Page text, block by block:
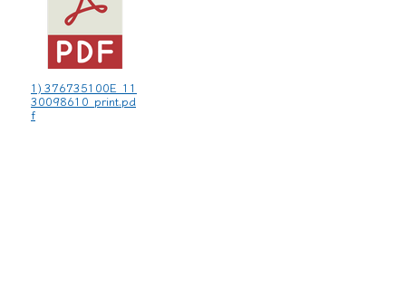
1) 376735100E_11
30098610_print.pd
f